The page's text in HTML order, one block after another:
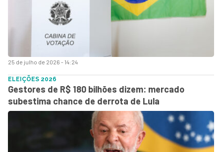
25 de julho de 2026 - 14:24
ELEIÇÕES 2026
Gestores de R$ 180 bilhões dizem: mercado
subestima chance de derrota de Lula